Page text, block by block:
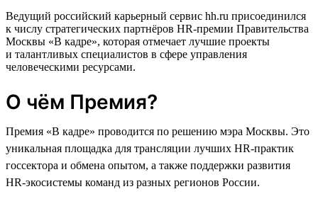
Ведущий российский карьерный сервис hh.ru присоединился
к числу стратегических партнёров HR-премии Правительства
Москвы «В кадре», которая отмечает лучшие проекты
и талантливых специалистов в сфере управления
человеческими ресурсами.
О чём Премия?
Премия «В кадре» проводится по решению мэра Москвы. Это
уникальная площадка для трансляции лучших HR-практик
госсектора и обмена опытом, а также поддержки развития
HR-экосистемы команд из разных регионов России.